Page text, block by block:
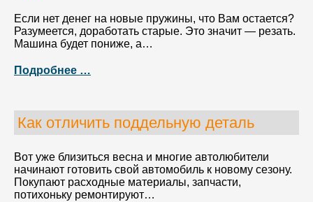
Если нет денег на новые пружины, что Вам остается?
Разумеется, доработать старые. Это значит — резать.
Машина будет пониже, а…
Подробнее …
Как отличить поддельную деталь
Вот уже близиться весна и многие автолюбители
начинают готовить свой автомобиль к новому сезону.
Покупают расходные материалы, запчасти,
потихоньку ремонтируют…